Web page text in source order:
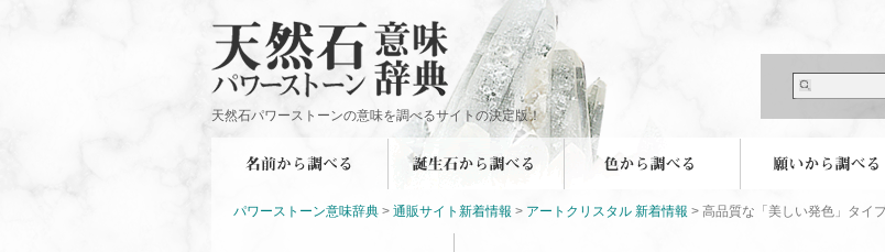
天然石パワーストーンの意味を調べるサイトの決定版！
パワーストーン意味辞典 > 通販サイト新着情報 > アートクリスタル 新着情報 > 高品質な「美しい発色」タイ